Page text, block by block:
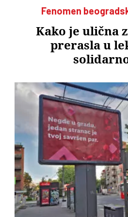
Fenomen
Kako je ulična
prerasla u